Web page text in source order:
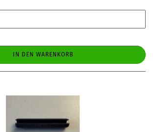
IN DEN WARENKORB